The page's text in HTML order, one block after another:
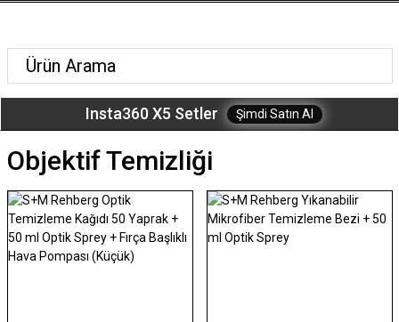
Insta360 X5 Setler Şimdi Satın Al
Objektif Temizliği